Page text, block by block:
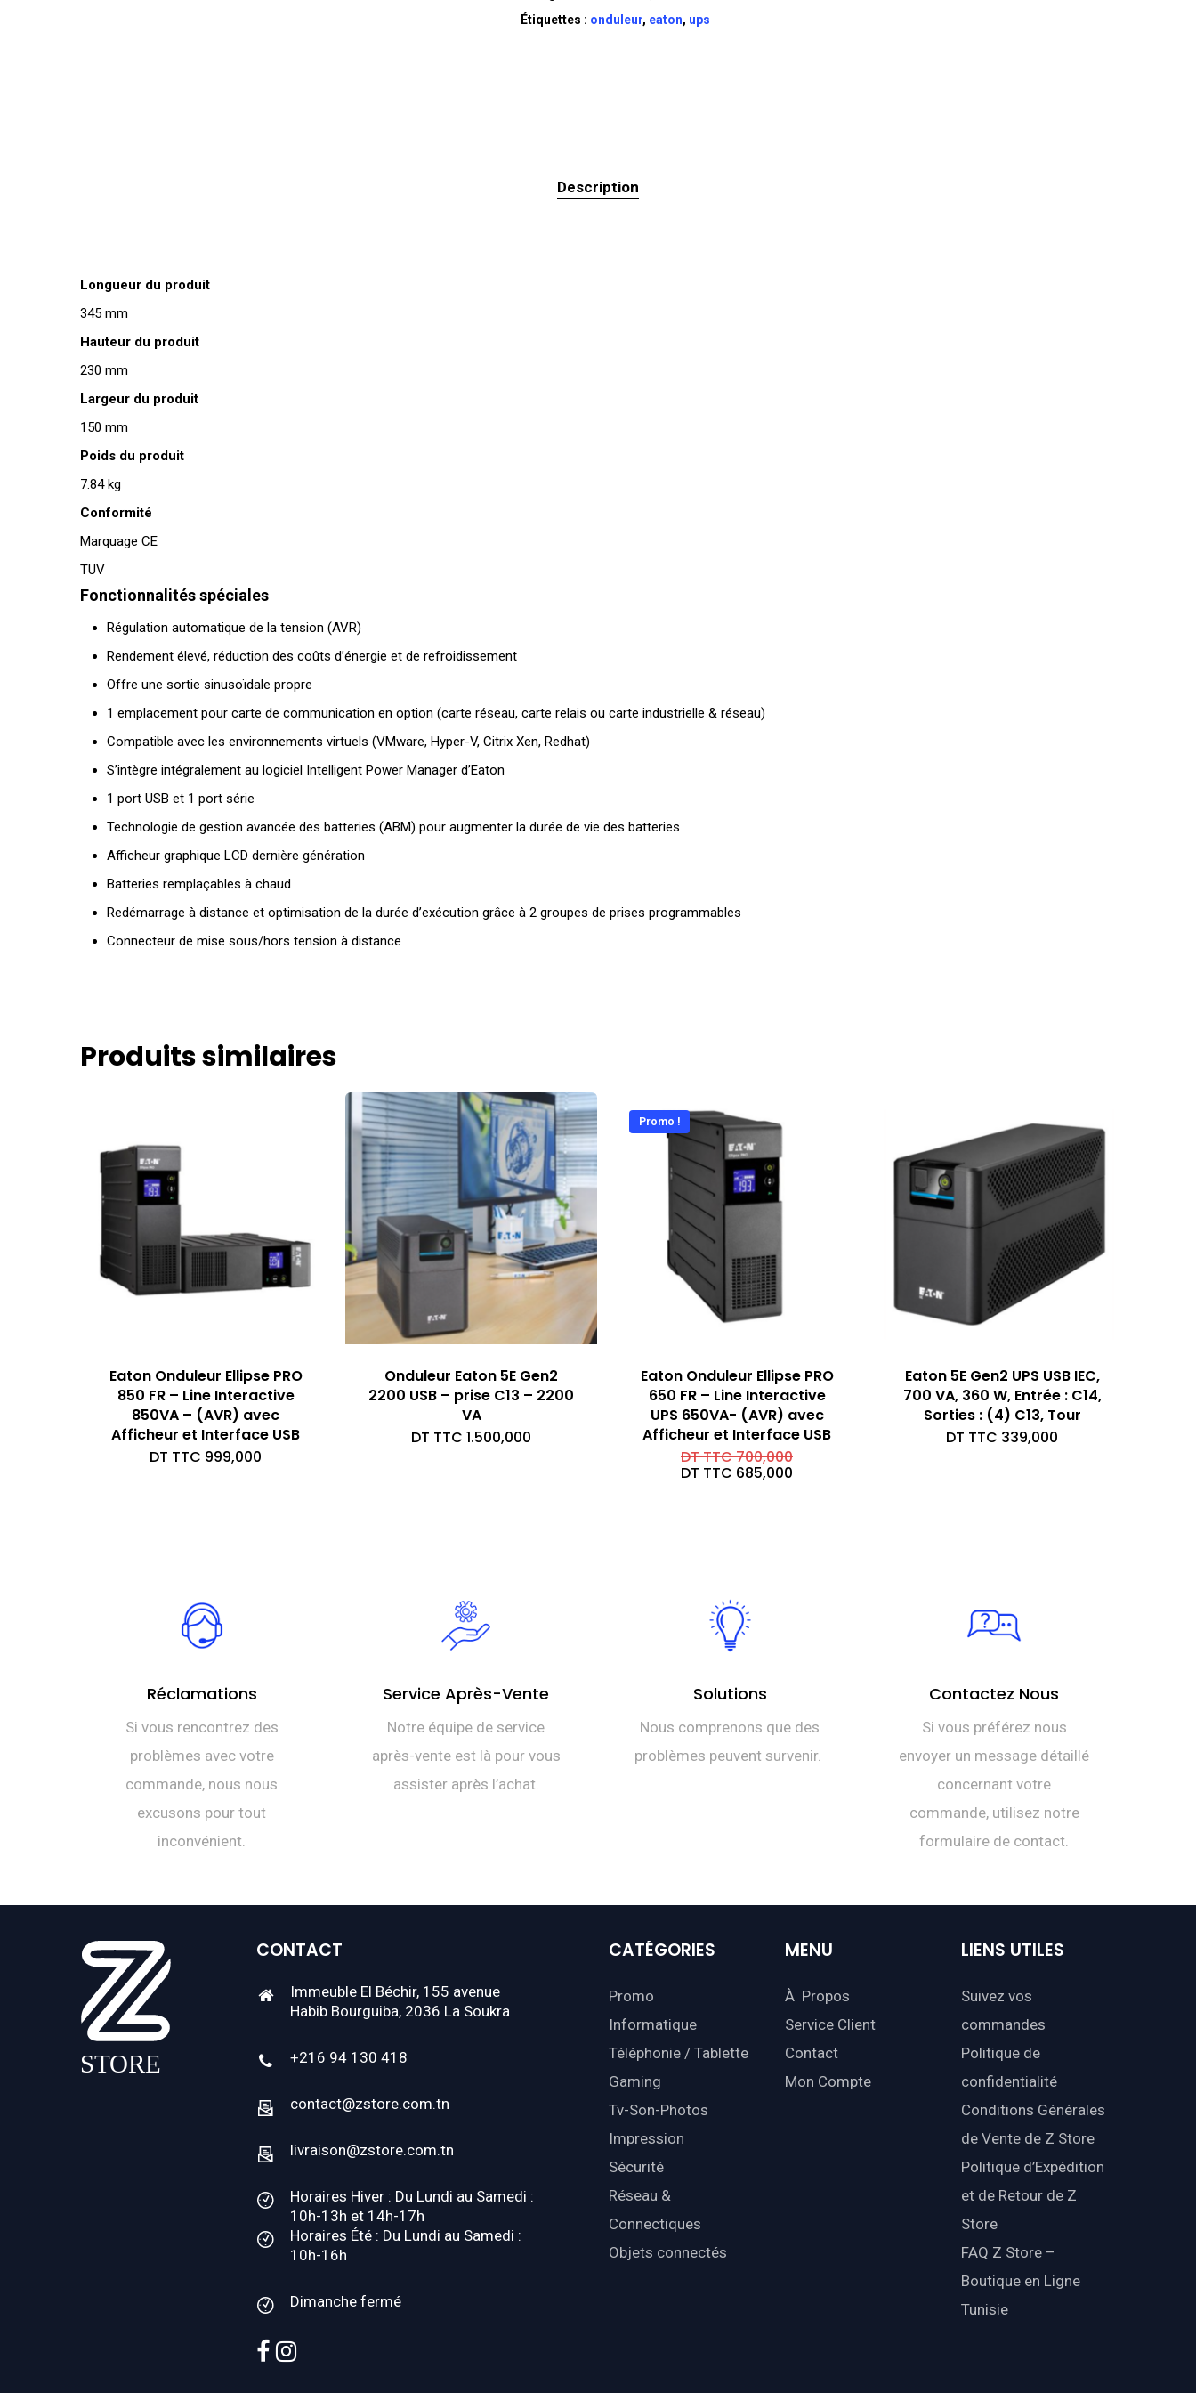
Étiquettes : onduleur, eaton, ups
Description
Longueur du produit
345 mm
Hauteur du produit
230 mm
Largeur du produit
150 mm
Poids du produit
7.84 kg
Conformité
Marquage CE
TUV
Fonctionnalités spéciales
Régulation automatique de la tension (AVR)
Rendement élevé, réduction des coûts d’énergie et de refroidissement
Offre une sortie sinusoïdale propre
1 emplacement pour carte de communication en option (carte réseau, carte relais ou carte industrielle & réseau)
Compatible avec les environnements virtuels (VMware, Hyper-V, Citrix Xen, Redhat)
S’intègre intégralement au logiciel Intelligent Power Manager d’Eaton
1 port USB et 1 port série
Technologie de gestion avancée des batteries (ABM) pour augmenter la durée de vie des batteries
Afficheur graphique LCD dernière génération
Batteries remplaçables à chaud
Redémarrage à distance et optimisation de la durée d’exécution grâce à 2 groupes de prises programmables
Connecteur de mise sous/hors tension à distance
Produits similaires
Eaton Onduleur Ellipse PRO
850 FR – Line Interactive
850VA – (AVR) avec
Afficheur et Interface USB
DT TTC 999,000
Onduleur Eaton 5E Gen2
2200 USB – prise C13 – 2200
VA
DT TTC 1.500,000
Promo !
Eaton Onduleur Ellipse PRO
650 FR – Line Interactive
UPS 650VA- (AVR) avec
Afficheur et Interface USB
DT TTC700,000Le
DT TTC 685,000
Eaton 5E Gen2 UPS USB IEC,
700 VA, 360 W, Entrée : C14,
Sorties : (4) C13, Tour
DT TTC 339,000
Réclamations
Si vous rencontrez des
problèmes avec votre
commande, nous nous
excusons pour tout
inconvénient.
Service Après-Vente
Notre équipe de service
après-vente est là pour vous
assister après l’achat.
Solutions
Nous comprenons que des
problèmes peuvent survenir.
Contactez Nous
Si vous préférez nous
envoyer un message détaillé
concernant votre
commande, utilisez notre
formulaire de contact.
CONTACT
Immeuble El Béchir, 155 avenue
Habib Bourguiba, 2036 La Soukra
+216 94 130 418
contact@zstore.com.tn
livraison@zstore.com.tn
Horaires Hiver : Du Lundi au Samedi :
10h-13h et 14h-17h
Horaires Été : Du Lundi au Samedi :
10h-16h
Dimanche fermé
facebook
instagram
CATÉGORIES
Promo
Informatique
Téléphonie / Tablette
Gaming
Tv-Son-Photos
Impression
Sécurité
Réseau &
Connectiques
Objets connectés
MENU
À Propos
Service Client
Contact
Mon Compte
LIENS UTILES
Suivez vos
commandes
Politique de
confidentialité
Conditions Générales
de Vente de Z Store
Politique d’Expédition
et de Retour de Z
Store
FAQ Z Store –
Boutique en Ligne
Tunisie